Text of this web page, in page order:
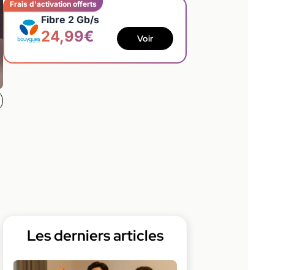
Frais d'activation offerts
Fibre 2 Gb/s
24,99€ Voir
Les derniers articles